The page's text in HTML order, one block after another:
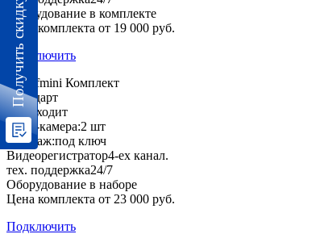
Оборудование в комплекте
Цена комплекта от 19 000 руб.
Подключить
Комплект
Стандарт
Что входит
AHD-камера:2 шт
Монтаж:под ключ
Видеорегистратор4-ех канал.
тех. поддержка24/7
Оборудование в наборе
Цена комплекта от 23 000 руб.
Подключить
Получить скидку